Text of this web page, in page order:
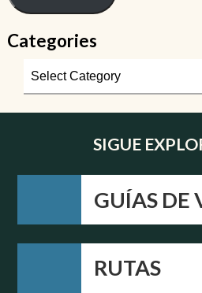
Categories
SIGUE
GUÍAS DE
RUTAS